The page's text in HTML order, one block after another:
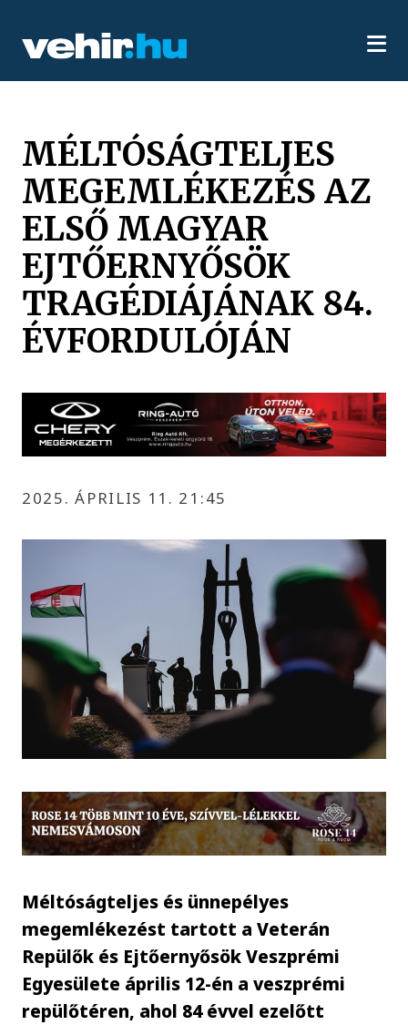
MÉLTÓSÁGTELJES
MEGEMLÉKEZÉS AZ
ELSŐ MAGYAR
EJTŐERNYŐSÖK
TRAGÉDIÁJÁNAK 84.
ÉVFORDULÓJÁN
2025. ÁPRILIS 11. 21:45
Méltóságteljes és ünnepélyes
megemlékezést tartott a Veterán
Repülők és Ejtőernyősök Veszprémi
Egyesülete április 12-én a veszprémi
repülőtéren, ahol 84 évvel ezelőtt